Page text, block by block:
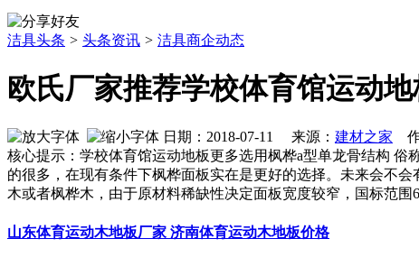
洁具头条 > 头条资讯 > 洁具商企动态
欧氏厂家推荐学校体育馆运动
日期：2018-07-11 来源： 建材之家 作
核心提示：学校体育馆运动地板更多选用枫桦a型单龙骨结构
的很多，在现有条件下枫桦面板实在是更好的选择。未来会不
木或者枫桦木，由于原材料稀缺性决定面板宽度较窄，国标范围
山东体育运动木地板厂家 济南体育运动木地板价格